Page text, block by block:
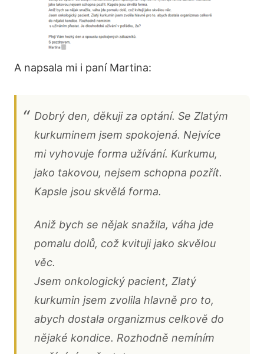
A napsala mi i paní Martina:
Dobrý den, děkuji za optání. Se Zlatým
kurkuminem jsem spokojená. Nejvíce
mi vyhovuje forma užívání. Kurkumu,
jako takovou, nejsem schopna pozřít.
Kapsle jsou skvělá forma.
Aniž bych se nějak snažila, váha jde
pomalu dolů, což kvituji jako skvělou
věc.
Jsem onkologický pacient, Zlatý
kurkumin jsem zvolila hlavně pro to,
abych dostala organizmus celkově do
nějaké kondice. Rozhodně nemíním